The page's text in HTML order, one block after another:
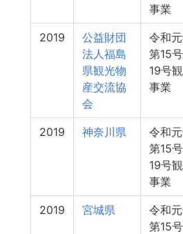
事業
2019
公益財団
法人福島
県観光物
産交流協
会
令和
第15
19号
事業
2019 神奈川県
令和
第15
19号
事業
2019 宮城県
令和
第15